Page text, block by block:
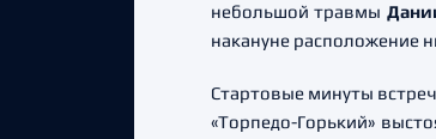
небольшой травмы
накануне расположение
Стартовые минуты
«Торпедо-Горький»